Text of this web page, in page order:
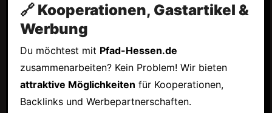
🔗 Kooperationen, Gastartikel &
Werbung
Du möchtest mit Pfad-Hessen.de
zusammenarbeiten? Kein Problem! Wir bieten
attraktive Möglichkeiten für Kooperationen,
Backlinks und Werbepartnerschaften.